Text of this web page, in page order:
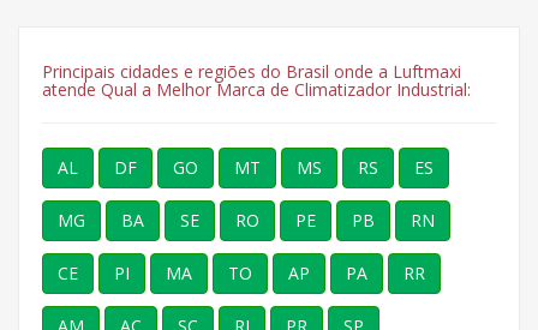
Principais cidades e regiões do Brasil onde a Luftmaxi
atende Qual a Melhor Marca de Climatizador Industrial:
AL DF GO MT MS RS ES
MG BA SE RO PE PB RN
CE PI MA TO AP PA RR